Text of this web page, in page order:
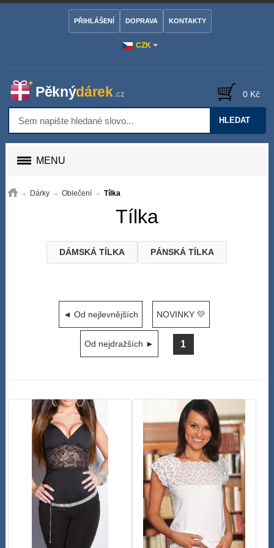
CZK
PŘIHLÁŠENÍ DOPRAVA KONTAKTY
HLEDAT
0 Kč
MENU
Dárky Oblečení Tílka
Tílka
DÁMSKÁ TÍLKA PÁNSKÁ TÍLKA
◄ Od nejlevnějších NOVINKY 💛
Od nejdražších ► 1